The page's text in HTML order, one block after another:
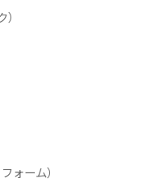
ォーム）